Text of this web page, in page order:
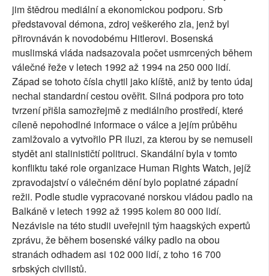
jim štědrou mediální a ekonomickou podporu. Srb
představoval démona, zdroj veškerého zla, jenž byl
přirovnáván k novodobému Hitlerovi. Bosenská
muslimská vláda nadsazovala počet usmrcených během
válečné řeže v letech 1992 až 1994 na 250 000 lidí.
Západ se tohoto čísla chytil jako klíště, aniž by tento údaj
nechal standardní cestou ověřit. Silná podpora pro toto
tvrzení přišla samozřejmě z mediálního prostředí, které
cíleně nepohodlné informace o válce a jejím průběhu
zamlžovalo a vytvořilo PR iluzi, za kterou by se nemuseli
stydět ani stalinističtí politruci. Skandální byla v tomto
konfliktu také role organizace Human Rights Watch, jejíž
zpravodajství o válečném dění bylo poplatné západní
režii. Podle studie vypracované norskou vládou padlo na
Balkáně v letech 1992 až 1995 kolem 80 000 lidí.
Nezávisle na této studii uveřejnil tým haagských expertů
zprávu, že během bosenské války padlo na obou
stranách odhadem asi 102 000 lidí, z toho 16 700
srbských civilistů.